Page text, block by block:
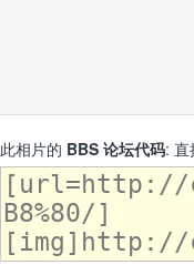
此相片的 BBS 论坛代码: 直